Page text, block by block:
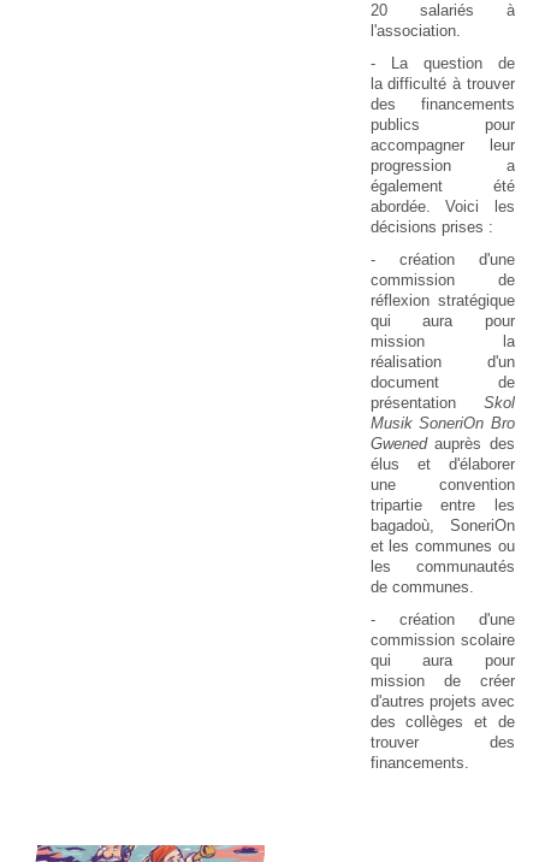
20 salariés à
l'association.
- La question de
la difficulté à trouver
des financements
publics pour
accompagner leur
progression a
également été
abordée. Voici les
décisions prises :
- création d'une
commission de
réflexion stratégique
qui aura pour
mission la
réalisation d'un
document de
présentation Skol
Musik SoneriOn Bro
Gwenedauprès des
élus et d'élaborer
une convention
tripartie entre les
bagadoù, SoneriOn
et les communes ou
les communautés
de communes.
- création d'une
commission scolaire
qui aura pour
mission de créer
d'autres projets avec
des collèges et de
trouver des
financements.